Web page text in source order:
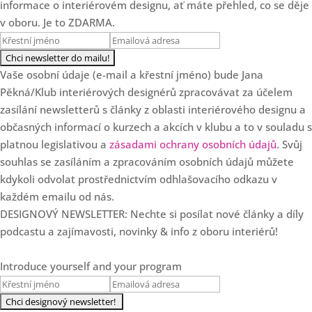
cenotvorbě designéra
Loading...
3 chyby v cenotvorbě
interiérových designérů
Loading...
SPECIÁL: Klub slaví 7.
narozeniny!
Loading...
36:57
Od květinových dekorací k
luxusním projektům s Danielou
35:37
5 zásadních důvodů, proč
Loading...
28:22
Ale co když se to okouká?
Aneb proč Češi nejsou v
interiérech odvážní a co s tím
informace o interiérovém designu, ať máte přehled, co se děje
v oboru. Je to ZDARMA.
Vaše osobní údaje (e-mail a křestní jméno) bude Jana
Pěkná/Klub interiérových designérů zpracovávat za účelem
zasílání newsletterů s články z oblasti interiérového designu a
občasných informací o kurzech a akcích v klubu a to v souladu s
platnou legislativou a zásadami ochrany osobních údajů. Svůj
souhlas se zasíláním a zpracováním osobních údajů můžete
kdykoli odvolat prostřednictvím odhlašovacího odkazu v
každém emailu od nás.
DESIGNOVÝ NEWSLETTER: Nechte si posílat nové články a díly
podcastu a zajímavosti, novinky & info z oboru interiérů!
Introduce yourself and your program